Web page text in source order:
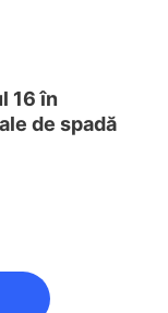
16 în
de spadă